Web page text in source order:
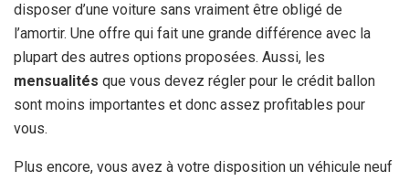
disposer d’une voiture sans vraiment être obligé de
l’amortir. Une offre qui fait une grande différence avec la
plupart des autres options proposées. Aussi, les
mensualités que vous devez régler pour le crédit ballon
sont moins importantes et donc assez profitables pour
vous.
Plus encore, vous avez à votre disposition un véhicule neuf